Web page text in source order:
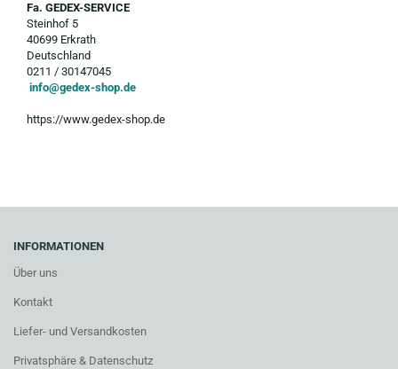
Fa. GEDEX-SERVICE
Steinhof 5
40699 Erkrath
Deutschland
0211 / 30147045
info@gedex-shop.de
https://www.gedex-shop.de
INFORMATIONEN
Über uns
Kontakt
Liefer- und Versandkosten
Privatsphäre & Datenschutz